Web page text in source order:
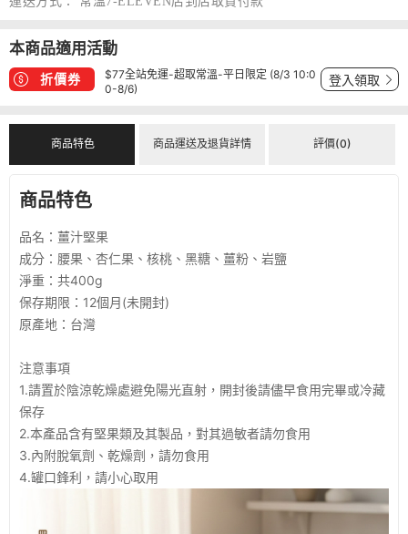
本商品適用活動
折價券
$77全站免運-超取常溫-平日限定 (8/3 10:0
0-8/6)
登入領取
商品特色 商品運送及退貨詳情 評價(0)
商品特色
品名：薑汁堅果
成分：腰果、杏仁果、核桃、黑糖、薑粉、岩鹽
淨重：共400g
保存期限：12個月(未開封)
原產地：台灣
注意事項
1.請置於陰涼乾燥處避免陽光直射，開封後請儘早食用完畢或冷藏
保存
2.本產品含有堅果類及其製品，對其過敏者請勿食用
3.內附脫氧劑、乾燥劑，請勿食用
4.罐口鋒利，請小心取用